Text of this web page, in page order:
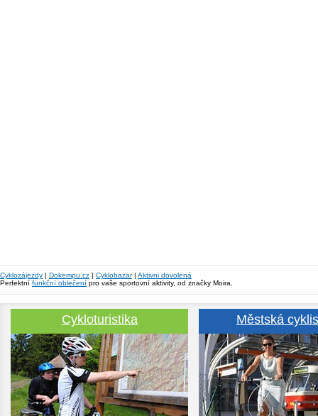
Cyklozájezdy | Dokempu.cz | Cyklobazar| Aktivni dovolená
Perfektní funkční oblečení pro vaše sportovní aktivity, od značky Moira.
Cykloturistika Městská